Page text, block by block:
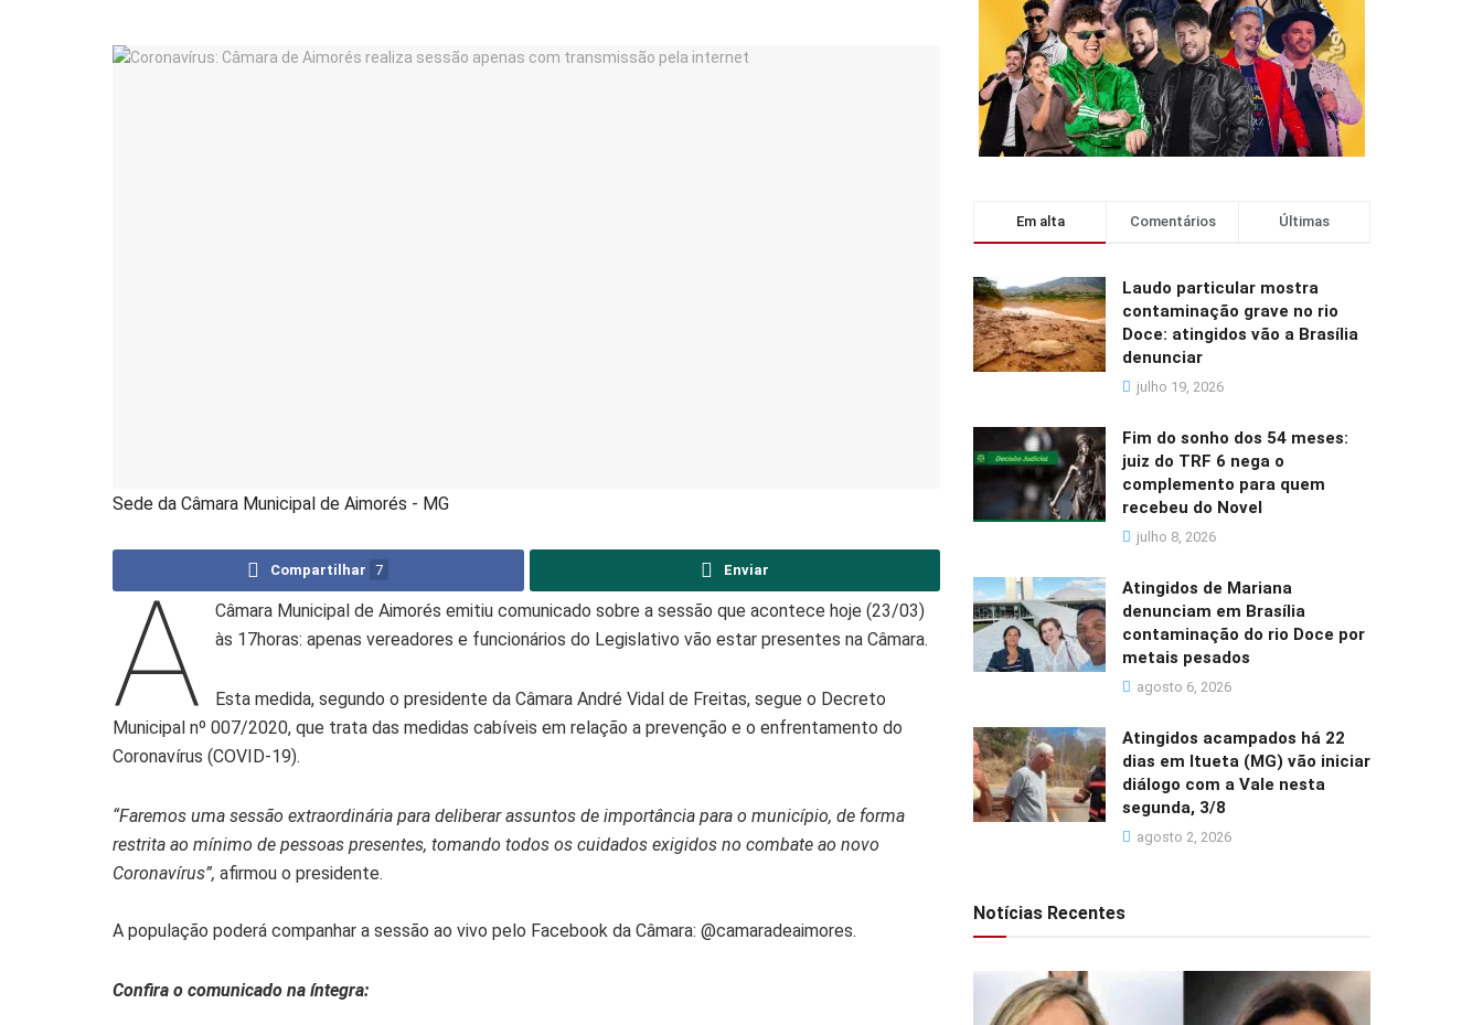
Sede da Câmara Municipal de Aimorés - MG
Compartilhar 7 Enviar
A
Câmara Municipal de Aimorés emitiu comunicado sobre a sessão que acontece hoje (23/03)
às 17horas: apenas vereadores e funcionários do Legislativo vão estar presentes na Câmara.
Esta medida, segundo o presidente da Câmara André Vidal de Freitas, segue o Decreto
Municipal nº 007/2020, que trata das medidas cabíveis em relação a prevenção e o enfrentamento do
Coronavírus (COVID-19).
“Faremos uma sessão extraordinária para deliberar assuntos de importância para o município, de forma
restrita ao mínimo de pessoas presentes, tomando todos os cuidados exigidos no combate ao novo
Coronavírus”, afirmou o presidente.
A população poderá companhar a sessão ao vivo pelo Facebook da Câmara: @camaradeaimores.
Confira o comunicado na íntegra:
Em alta Comentários Últimas
Laudo particular mostra
contaminação grave no rio
Doce: atingidos vão a Brasília
denunciar
julho 19, 2026
Fim do sonho dos 54 meses:
juiz do TRF 6 nega o
complemento para quem
recebeu do Novel
julho 8, 2026
Atingidos de Mariana
denunciam em Brasília
contaminação do rio Doce por
metais pesados
agosto 6, 2026
Atingidos acampados há 22
dias em Itueta (MG) vão iniciar
diálogo com a Vale nesta
segunda, 3/8
agosto 2, 2026
Notícias Recentes